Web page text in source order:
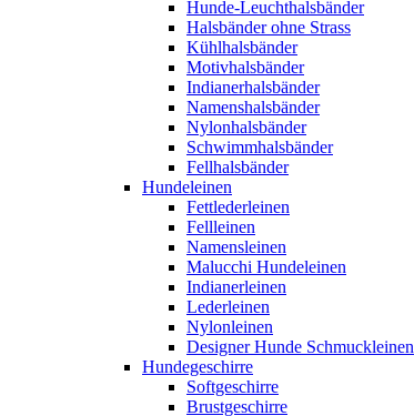
Hunde-Leuchthalsbänder
Halsbänder ohne Strass
Kühlhalsbänder
Motivhalsbänder
Indianerhalsbänder
Namenshalsbänder
Nylonhalsbänder
Schwimmhalsbänder
Fellhalsbänder
Hundeleinen
Fettlederleinen
Fellleinen
Namensleinen
Malucchi Hundeleinen
Indianerleinen
Lederleinen
Nylonleinen
Designer Hunde Schmuckleinen
Hundegeschirre
Softgeschirre
Brustgeschirre